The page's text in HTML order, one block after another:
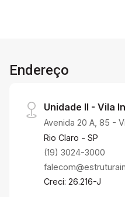
Endereço
Unidade II - Vila
Avenida 20 A, 85 -
Rio Claro - SP
(19) 3024-3000
Creci: 26.216-J